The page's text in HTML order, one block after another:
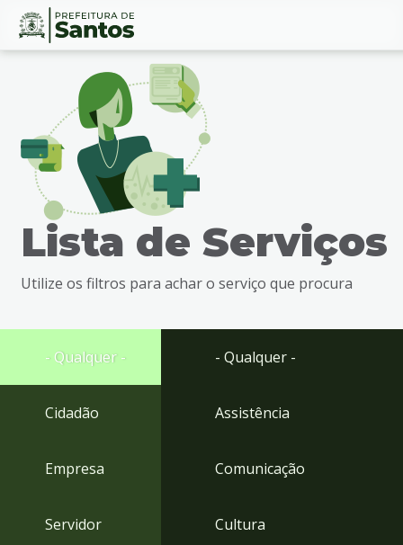
Ir
busca
Ir
rodapé
Conteúdo
Lista de Serviços
Utilize os filtros para achar o serviço que procura
- Qualquer -
Cidadão
Empresa
Servidor
- Qualquer -
Assistência
Comunicação
Cultura